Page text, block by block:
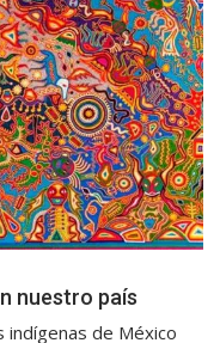
nuestro país
indígenas de México